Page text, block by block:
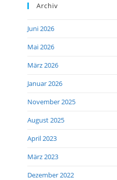
Archiv
Juni 2026
Mai 2026
März 2026
Januar 2026
November 2025
August 2025
April 2023
März 2023
Dezember 2022